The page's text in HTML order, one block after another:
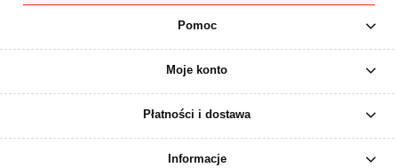
Pomoc
Moje konto
Płatności i dostawa
Informacje